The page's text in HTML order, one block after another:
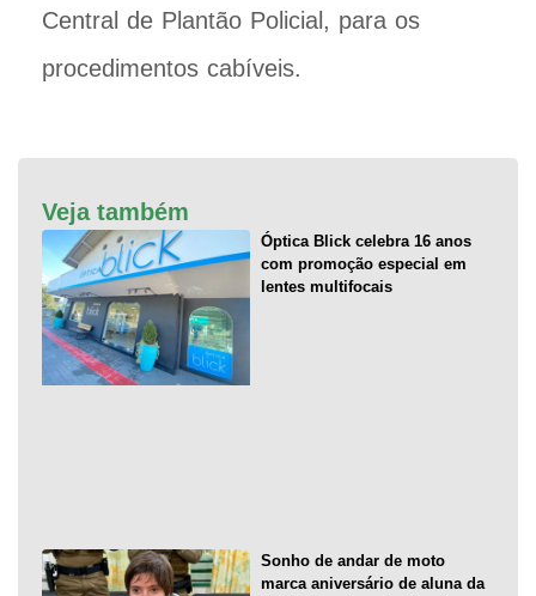
Central de Plantão Policial, para os
procedimentos cabíveis.
Veja também
Óptica Blick celebra 16 anos
com promoção especial em
lentes multifocais
Sonho de andar de moto
marca aniversário de aluna da